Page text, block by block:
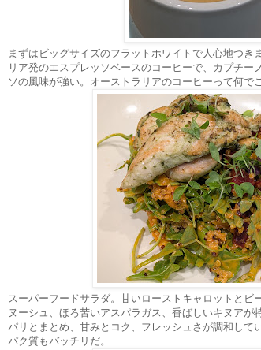
まずはビッグサイズのフラットホワイトで人心地つき
リア発のエスプレッソベースのコーヒーで、カプチー
ソの風味が強い。オーストラリアのコーヒーって何で
スーパーフードサラダ。甘いローストキャロットとビ
ヌーシュ、ほろ苦いアスパラガス、香ばしいキヌアが
パリとまとめ、甘みとコク、フレッシュさが調和して
パク質もバッチリだ。